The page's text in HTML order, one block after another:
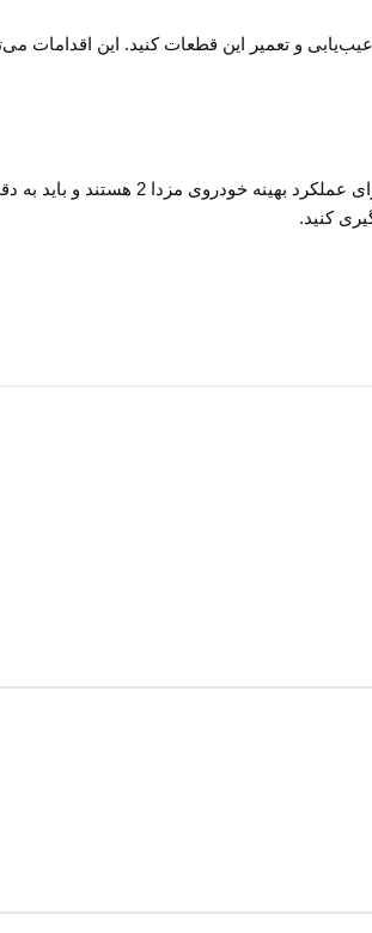
یا عیب دارد، باید اقدام به عیب‌یابی و تعمیر این قطعات کنید. این
در این مقاله، به شما جزئیات جامع در مورد سه راهی آب مزدا 2 و هوزینگ آب مزدا 2
کنید.